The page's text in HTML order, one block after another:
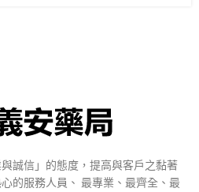
誠信」的態度，提高與客戶之黏著
的服務人員、 最專業、最齊全、最